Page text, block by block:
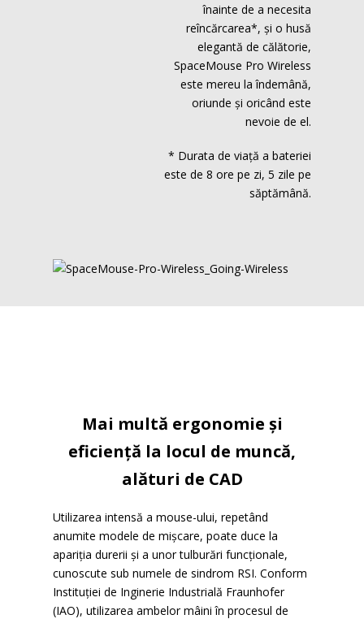
înainte de a necesita
reîncărcarea*, și o husă
elegantă de călătorie,
SpaceMouse Pro Wireless
este mereu la îndemână,
oriunde și oricând este
nevoie de el.
* Durata de viață a bateriei
este de 8 ore pe zi, 5 zile pe
săptămână.
Mai multă ergonomie și
eficiență la locul de muncă,
alături de CAD
Utilizarea intensă a mouse-ului, repetând
anumite modele de mișcare, poate duce la
apariția durerii și a unor tulburări funcționale,
cunoscute sub numele de sindrom RSI. Conform
Instituției de Inginerie Industrială Fraunhofer
(IAO), utilizarea ambelor mâini în procesul de